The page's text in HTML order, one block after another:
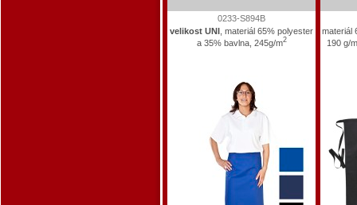
0233-S894B
velikost UNI , materiál 65% polyester
a 35% bavlna, 245g/m2
materiál
190 g/m